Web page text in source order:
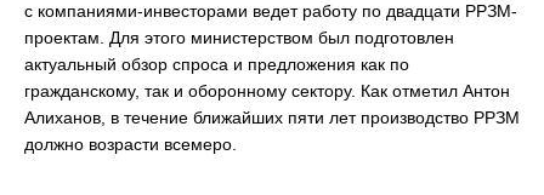
с компаниями-инвесторами ведет работу по двадцати РРЗМ-
проектам. Для этого министерством был подготовлен
актуальный обзор спроса и предложения как по
гражданскому, так и оборонному сектору. Как отметил Антон
Алиханов, в течение ближайших пяти лет производство РРЗМ
должно возрасти всемеро.